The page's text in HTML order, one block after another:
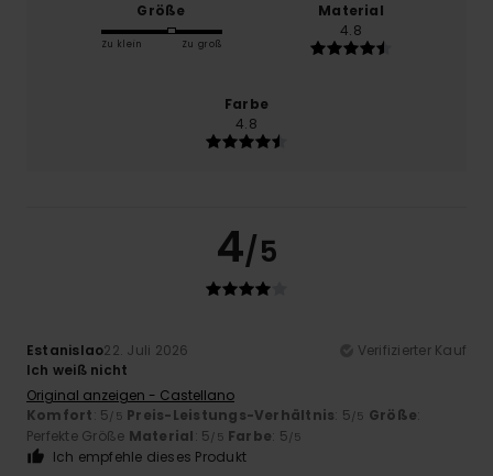
Größe
Zu klein Zu groß
Material
4.8
Farbe
4.8
4/5
Estanislao22. Juli 2026
Verifizierter Kauf
Ich weiß nicht
Original anzeigen - Castellano
Komfort: 5/5 Preis-Leistungs-Verhältnis: 5/5 Größe:
Perfekte Größe Material: 5/5 Farbe: 5/5
Ich empfehle dieses Produkt